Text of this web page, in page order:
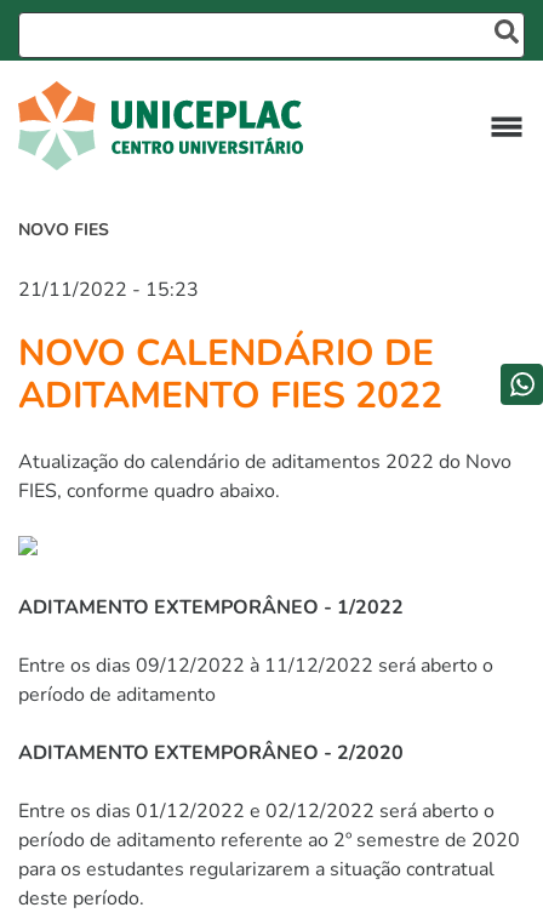
NOVO FIES
21/11/2022 - 15:23
NOVO CALENDÁRIO DE
ADITAMENTO FIES 2022
Atualização do calendário de aditamentos 2022 do Novo
FIES, conforme quadro abaixo.
ADITAMENTO EXTEMPORÂNEO - 1/2022
Entre os dias 09/12/2022 à 11/12/2022 será aberto o
período de aditamento
ADITAMENTO EXTEMPORÂNEO - 2/2020
Entre os dias 01/12/2022 e 02/12/2022 será aberto o
período de aditamento referente ao 2º semestre de 2020
para os estudantes regularizarem a situação contratual
deste período.